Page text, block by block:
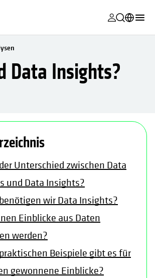
wird in
Helios
wird in
Alta
wird in
wird in
wird in
wird in
Cohesity
wird in
wird in
English (U.S.)
Français (France)
Português (Brazil)
Español (Spain)
Data Insights?
Unterschied zwischen Data
und Data Insights?
wir Data Insights?
Einblicke aus Daten
werden?
Beispiele gibt es für
gewonnene Einblicke?